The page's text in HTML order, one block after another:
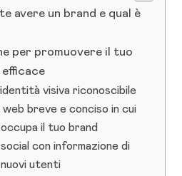
avere un brand e qual è
per promuovere il tuo
efficace
visiva riconoscibile
breve e conciso in cui
il tuo brand
con informazione di
utenti